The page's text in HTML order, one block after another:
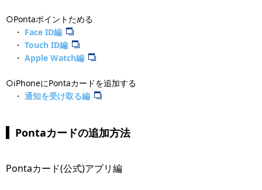
○Pontaポイントためる
・ Face ID編
・ Touch ID編
・ Apple Watch編
○iPhoneにPontaカードを追加する
・ 通知を受け取る編
Pontaカードの追加方法
Pontaカード(公式)アプリ編